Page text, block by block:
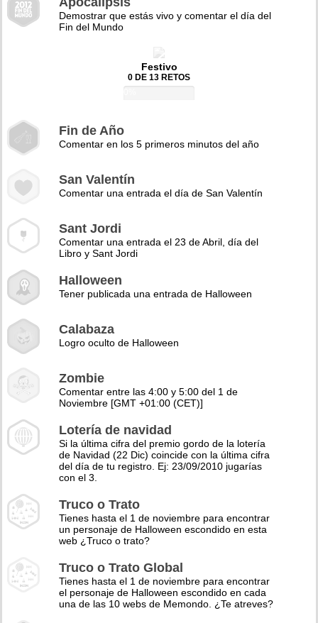
Demostrar que estás vivo y comentar el día del
Fin del Mundo
Festivo
0 DE 13 RETOS
Fin de Año
Comentar en los 5 primeros minutos del año
San Valentín
Comentar una entrada el día de San Valentín
Sant Jordi
Comentar una entrada el 23 de Abril, día del
Libro y Sant Jordi
Halloween
Tener publicada una entrada de Halloween
Calabaza
Logro oculto de Halloween
Zombie
Comentar entre las 4:00 y 5:00 del 1 de
Noviembre [GMT +01:00 (CET)]
Lotería de navidad
Si la última cifra del premio gordo de la lotería
de Navidad (22 Dic) coincide con la última cifra
del día de tu registro. Ej: 23/09/2010 jugarías
con el 3.
Truco o Trato
Tienes hasta el 1 de noviembre para encontrar
un personaje de Halloween escondido en esta
web ¿Truco o trato?
Truco o Trato Global
Tienes hasta el 1 de noviembre para encontrar
el personaje de Halloween escondido en cada
una de las 10 webs de Memondo. ¿Te atreves?